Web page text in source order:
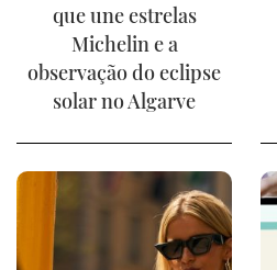
que une estrelas
Michelin e a
observação do eclipse
solar no Algarve